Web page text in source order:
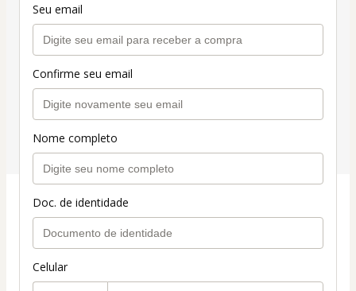
Seu email
Confirme seu email
Nome completo
Doc. de identidade
Celular